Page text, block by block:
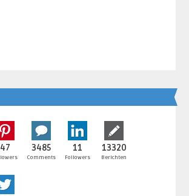
47 3485
Comments
11
Followers
13320
Berichten